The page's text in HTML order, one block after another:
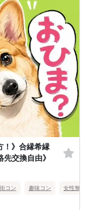
！》合縁希縁
交換自由》
街コン 趣味コン 女性無料